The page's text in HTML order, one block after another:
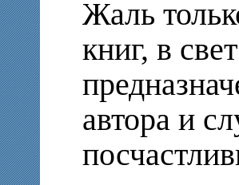
Жаль
книг, в
автора и